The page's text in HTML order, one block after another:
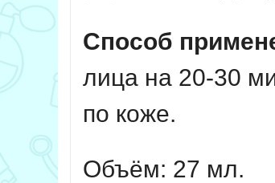
Способ
лица на 20-30
по коже.
Объём: 27 мл.